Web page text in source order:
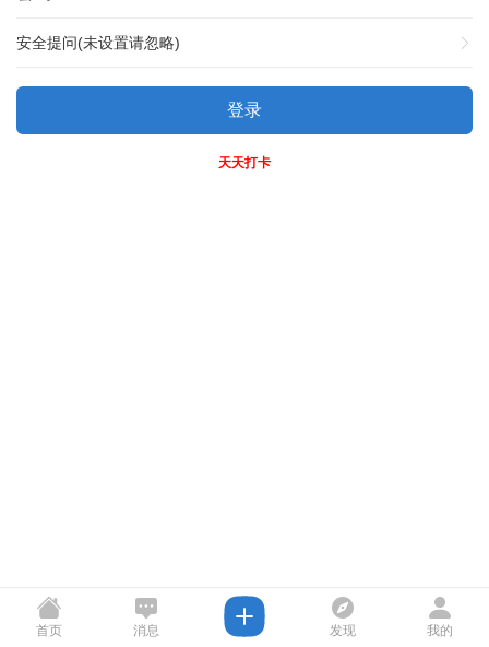
安全提问(未设置请忽略)
登录
天天打卡
首页 消息 发现 我的